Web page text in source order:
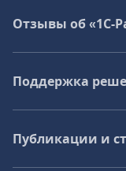
Отзывы об «1С-
Поддержка
Публикации и